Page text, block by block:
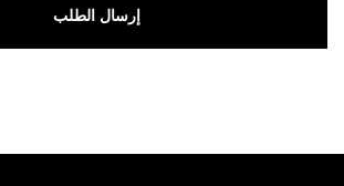
إرسال الطلب